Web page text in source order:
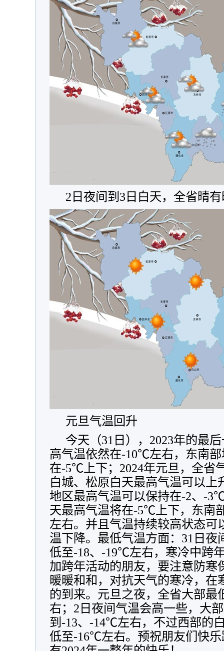
2日夜间到3日白天，全省晴
元旦气温回升
今天（31日），2023年的最
高气温依然在-10℃左右，东南
在-5℃上下；2024年元旦，全省
白城、松原白天最高气温可以
地区最高气温可以保持在-2、-
天最高气温将在-5℃上下，东南
左右。并且气温持续较高状态可
温下降。最低气温方面：31日夜
低至-18、-19℃左右，寒冷中跨
加跨年活动的朋友，要注意防寒
暖暖和和，对抗天气的寒冷，在
的到来。元旦之夜，全省大部
右；2日夜间气温会高一些，大
到-13、-14℃左右，不过西部的
低至-16℃左右。预祝朋友们快